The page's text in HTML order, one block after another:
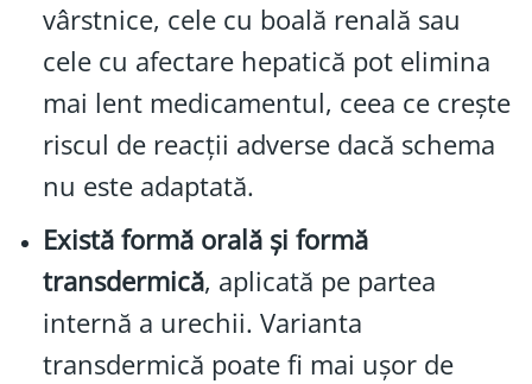
vârstnice, cele cu boală renală sau
cele cu afectare hepatică pot elimina
mai lent medicamentul, ceea ce crește
riscul de reacții adverse dacă schema
nu este adaptată.
Există formă orală și formă
transdermică, aplicată pe partea
internă a urechii. Varianta
transdermică poate fi mai ușor de